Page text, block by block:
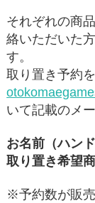
それぞれの商
絡いただいた
す。
取り置き予約
いて記載のメ
お名前（ハン
取り置き希望
※予約数が販